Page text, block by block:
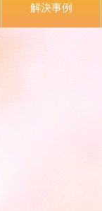
解決事例